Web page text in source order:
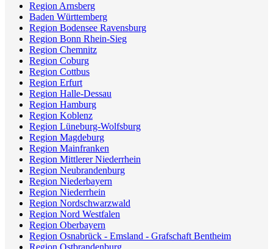
Region Arnsberg
Baden Württemberg
Region Bodensee Ravensburg
Region Bonn Rhein-Sieg
Region Chemnitz
Region Coburg
Region Cottbus
Region Erfurt
Region Halle-Dessau
Region Hamburg
Region Koblenz
Region Lüneburg-Wolfsburg
Region Magdeburg
Region Mainfranken
Region Mittlerer Niederrhein
Region Neubrandenburg
Region Niederbayern
Region Niederrhein
Region Nordschwarzwald
Region Nord Westfalen
Region Oberbayern
Region Osnabrück - Emsland - Grafschaft Bentheim
Region Ostbrandenburg